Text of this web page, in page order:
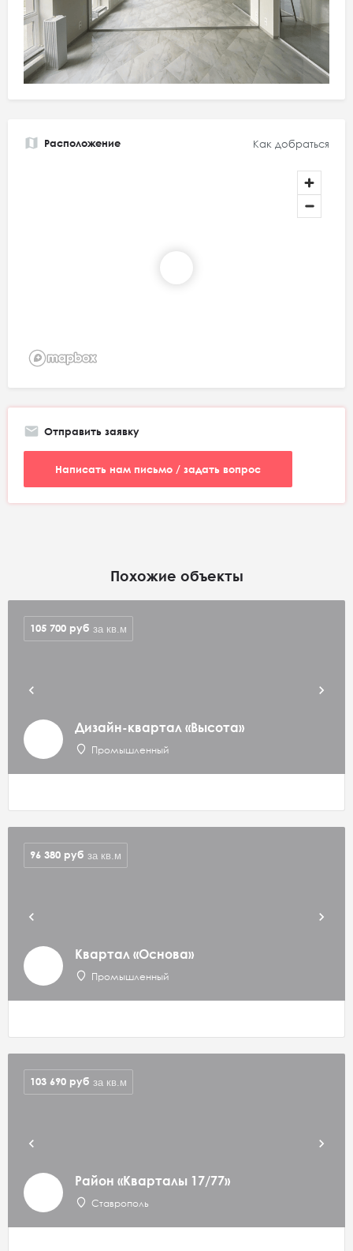
Расположение Как добраться
Отправить заявку
Написать нам письмо / задать вопрос
Похожие объекты
Дизайн-квартал «Высота»
Промышленный
105 700 руб за кв.м
Квартал «Основа»
Промышленный
96 380 руб за кв.м
Район «Кварталы 17/77»
Ставрополь
103 690 руб за кв.м